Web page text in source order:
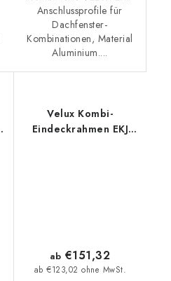
Anschlussprofile für
Dachfenster-
Kombinationen, Material
Aluminium....
Velux Kombi-
Eindeckrahmen EKJ
ab €123,02 ohne MwSt.
ab €151,32